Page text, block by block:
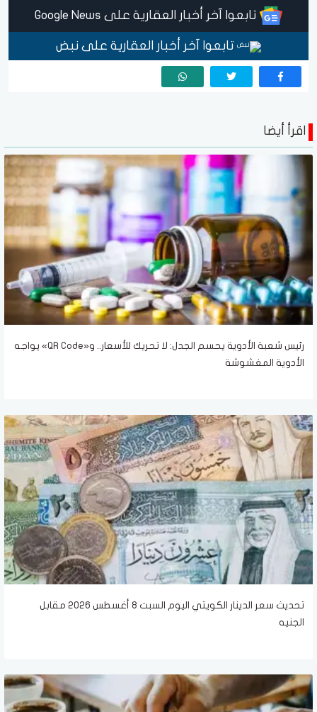
تابعوا آخر أخبار العقارية على Google News
تابعوا آخر أخبار العقارية على نبض
اقرأ أيضا
رئيس شعبة الأدوية يحسم الجدل: لا تحريك للأسعار.. و«QR Code» يواجه
الأدوية المغشوشة
تحديث سعر الدينار الكويتي اليوم السبت 8 أغسطس 2026 مقابل
الجنيه